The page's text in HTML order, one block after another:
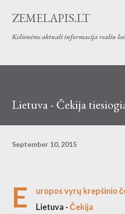
Skip to main
ZEMELAPIS.LT
Kelionėms aktuali informacija realiu
Lietuva - Čekija
September 10, 2015
E
uropos vyrų krepšinio
Lietuva - Čekija